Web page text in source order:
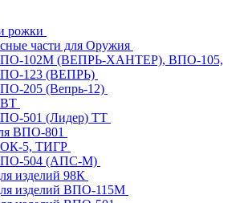
рожки
части для Оружия
102М (ВЕПРЬ-ХАНТЕР), ВПО-105,
123 (ВЕПРЬ)
205 (Вепрь-12)
501 (Лидер) ТТ
ВПО-801
5, ТИГР
504 (АПС-М)
изделий 98К
изделий ВПО-115М